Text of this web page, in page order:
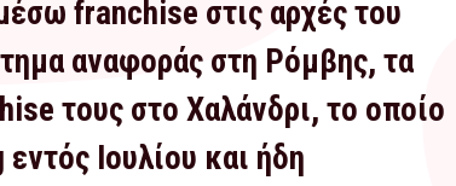
franchise στις αρχές του
αναφοράς στη Ρόμβης, τα
τους στο Χαλάνδρι, το οποίο
Ιουλίου και ήδη